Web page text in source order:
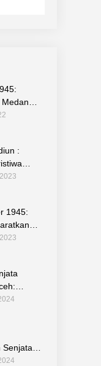
:
di
1945:
Jakarta
dalam
Senjata
dalam